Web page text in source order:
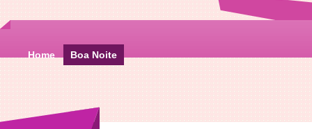
Home Boa Noite